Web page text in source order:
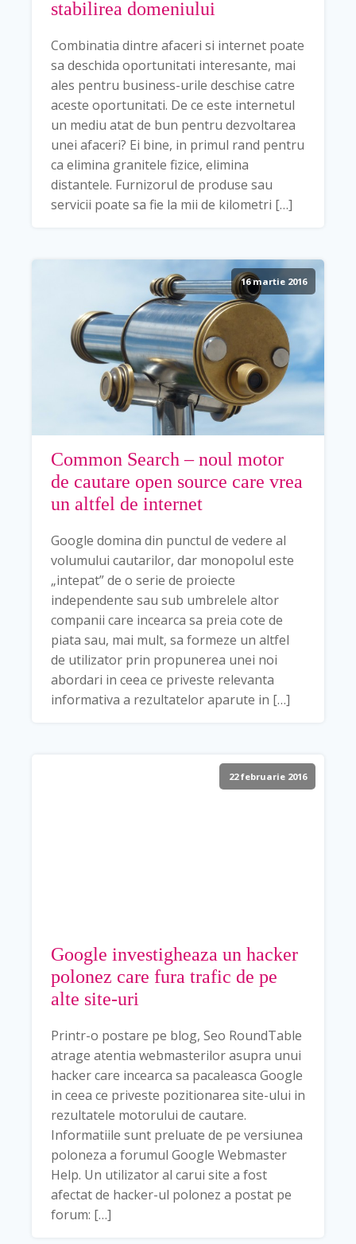
stabilirea domeniului
Combinatia dintre afaceri si internet poate
sa deschida oportunitati interesante, mai
ales pentru business-urile deschise catre
aceste oportunitati. De ce este internetul
un mediu atat de bun pentru dezvoltarea
unei afaceri? Ei bine, in primul rand pentru
ca elimina granitele fizice, elimina
distantele. Furnizorul de produse sau
servicii poate sa fie la mii de kilometri […]
16 martie 2016
Common Search – noul motor
de cautare open source care vrea
un altfel de internet
Google domina din punctul de vedere al
volumului cautarilor, dar monopolul este
„intepat” de o serie de proiecte
independente sau sub umbrelele altor
companii care incearca sa preia cote de
piata sau, mai mult, sa formeze un altfel
de utilizator prin propunerea unei noi
abordari in ceea ce priveste relevanta
informativa a rezultatelor aparute in […]
22 februarie 2016
Google investigheaza un hacker
polonez care fura trafic de pe
alte site-uri
Printr-o postare pe blog, Seo RoundTable
atrage atentia webmasterilor asupra unui
hacker care incearca sa pacaleasca Google
in ceea ce priveste pozitionarea site-ului in
rezultatele motorului de cautare.
Informatiile sunt preluate de pe versiunea
poloneza a forumul Google Webmaster
Help. Un utilizator al carui site a fost
afectat de hacker-ul polonez a postat pe
forum: […]